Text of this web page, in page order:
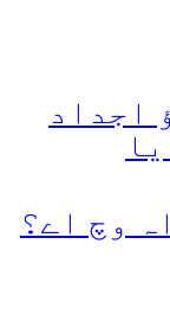
اجداد
وچ اے؟